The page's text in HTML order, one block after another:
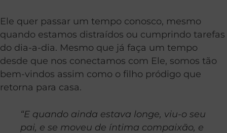
Ele quer passar um tempo conosco, mesmo
quando estamos distraídos ou cumprindo tarefas
do dia-a-dia. Mesmo que já faça um tempo
desde que nos conectamos com Ele, somos tão
bem-vindos assim como o filho pródigo que
retorna para casa.
“E quando ainda estava longe, viu-o seu
pai, e se moveu de íntima compaixão, e